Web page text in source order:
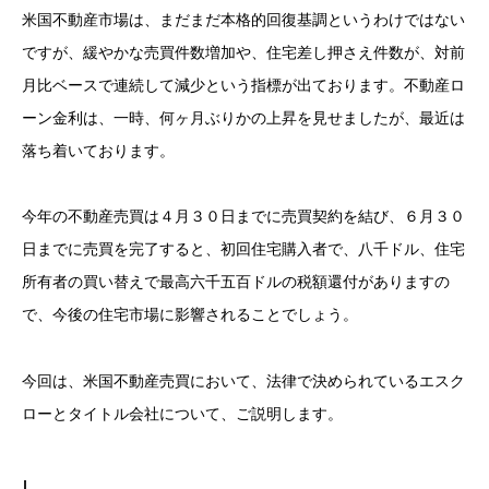
米国不動産市場は、まだまだ本格的回復基調というわけではない
ですが、緩やかな売買件数増加や、住宅差し押さえ件数が、対前
月比ベースで連続して減少という指標が出ております。不動産ロ
ーン金利は、一時、何ヶ月ぶりかの上昇を見せましたが、最近は
落ち着いております。
今年の不動産売買は４月３０日までに売買契約を結び、６月３０
日までに売買を完了すると、初回住宅購入者で、八千ドル、住宅
所有者の買い替えで最高六千五百ドルの税額還付がありますの
で、今後の住宅市場に影響されることでしょう。
今回は、米国不動産売買において、法律で決められているエスク
ローとタイトル会社について、ご説明します。